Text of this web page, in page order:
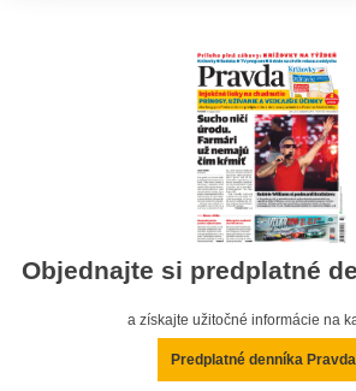
Objednajte si predplatné
a získajte užitočné informácie na
Predplatné denníka Pravda